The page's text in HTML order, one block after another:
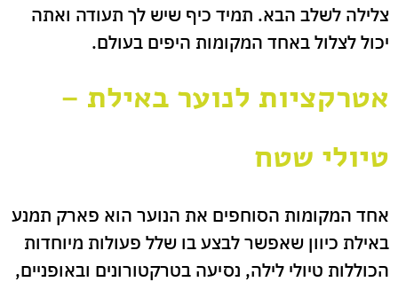
צלילה לשלב הבא. תמיד כיף שיש לך תעודה ואתה
יכול לצלול באחד המקומות היפים בעולם.
אטרקציות לנוער באילת –
טיולי שטח
אחד המקומות הסוחפים את הנוער הוא פארק תמנע
באילת כיוון שאפשר לבצע בו שלל פעולות מיוחדות
הכוללות טיולי לילה, נסיעה בטרקטורונים ובאופניים,